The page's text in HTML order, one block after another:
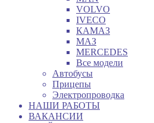
VOLVO
IVECO
КАМАЗ
МАЗ
MERCEDES
Все модели
Автобусы
Прицепы
Электропроводка
НАШИ РАБОТЫ
ВАКАНСИИ